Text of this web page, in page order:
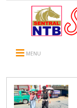
MENU